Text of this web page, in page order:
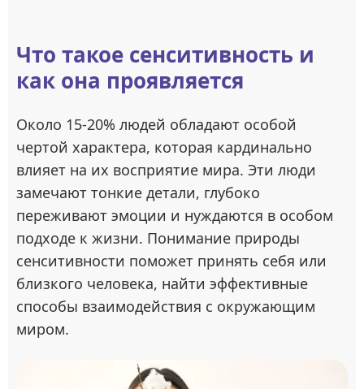
Что такое сенситивность и
как она проявляется
Около 15-20% людей обладают особой
чертой характера, которая кардинально
влияет на их восприятие мира. Эти люди
замечают тонкие детали, глубоко
переживают эмоции и нуждаются в особом
подходе к жизни. Понимание природы
сенситивности поможет принять себя или
близкого человека, найти эффективные
способы взаимодействия с окружающим
миром.